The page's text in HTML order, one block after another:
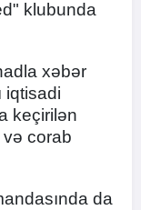
klubunda
xəbər
iqtisadi
keçirilən
corab
da